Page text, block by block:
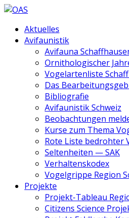
Aktuelles
Avifaunistik
Avifauna
Ornithologischer
Vogelartenliste
Das
Bibliografie
Avifaunistik Schweiz
Beobachtungen
Kurse zum Thema
Rote Liste bedrohter
Seltenheiten — SAK
Verhaltenskodex
Vogelgrippe Region
Projekte
Projekt-Tableau
Citizens Science